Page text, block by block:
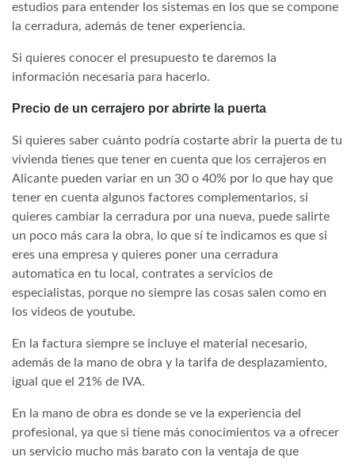
estudios para entender los sistemas en los que se compone
la cerradura, además de tener experiencia.
Si quieres conocer el presupuesto te daremos la
información necesaria para hacerlo.
Precio de un cerrajero por abrirte la puerta
Si quieres saber cuánto podría costarte abrir la puerta de tu
vivienda tienes que tener en cuenta que los cerrajeros en
Alicante pueden variar en un 30 o 40% por lo que hay que
tener en cuenta algunos factores complementarios, si
quieres cambiar la cerradura por una nueva, puede salirte
un poco más cara la obra, lo que sí te indicamos es que si
eres una empresa y quieres poner una cerradura
automatica en tu local, contrates a servicios de
especialistas, porque no siempre las cosas salen como en
los videos de youtube.
En la factura siempre se incluye el material necesario,
además de la mano de obra y la tarifa de desplazamiento,
igual que el 21% de IVA.
En la mano de obra es donde se ve la experiencia del
profesional, ya que si tiene más conocimientos va a ofrecer
un servicio mucho más barato con la ventaja de que